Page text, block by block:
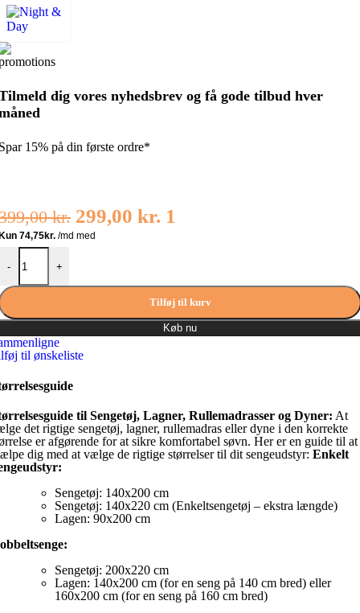
dig vores nyhedsbrev og få gode tilbud hver
15% på din første ordre*
kr. Den
oprindelige
var:
399,00 kr..
299,00 kr. Den
er:
299,00 kr..
1
-
& Day Boxlagen jersey blå 180 x 200 cm antal
+
Tilføj til kurv
Køb nu
til ønskeliste
til Sengetøj, Lagner, Rullemadrasser og Dyner: At
det rigtige sengetøj, lagner, rullemadras eller dyne i den korrekte
er afgørende for at sikre komfortabel søvn. Her er en guide til at
dig med at vælge de rigtige størrelser til dit sengeudstyr: Enkelt
Sengetøj: 140x200 cm
Sengetøj: 140x220 cm (Enkeltsengetøj – ekstra længde)
Lagen: 90x200 cm
Sengetøj: 200x220 cm
Lagen: 140x200 cm (for en seng på 140 cm bred) eller
160x200 cm (for en seng på 160 cm bred)